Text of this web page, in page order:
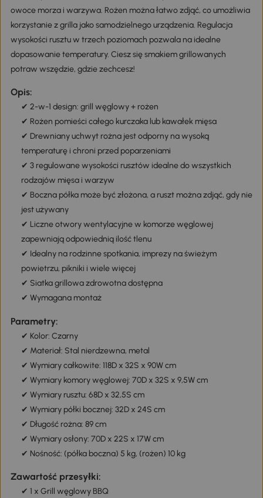
owoce morza i warzywa. Rożen można łatwo zdjąć, co umożliwia
korzystanie z grilla jako samodzielnego urządzenia. Regulacja
wysokości rusztu w trzech poziomach pozwala na idealne
dopasowanie temperatury. Ciesz się smakiem grillowanych
potraw wszędzie, gdzie zechcesz!
Opis:
✔ 2-w-1 design: grill węglowy + rożen
✔ Rożen pomieści całego kurczaka lub kawałek mięsa
✔ Drewniany uchwyt rożna jest odporny na wysoką
temperaturę i chroni przed poparzeniami
✔ 3 regulowane wysokości rusztów idealne do wszystkich
rodzajów mięsa i warzyw
✔ Boczna półka może być złożona, a ruszt można zdjąć, gdy nie
jest używany
✔ Liczne otwory wentylacyjne w komorze węglowej
zapewniają odpowiednią ilość tlenu
✔ Idealny na rodzinne spotkania, imprezy na świeżym
powietrzu, pikniki i wiele więcej
✔ Siatka grillowa zdrowotna dostępna
✔ Wymagana montaż
Parametry:
✔ Kolor: Czarny
✔ Materiał: Stal nierdzewna, metal
✔ Wymiary całkowite: 118D x 32S x 90W cm
✔ Wymiary komory węglowej: 70D x 32S x 9,5W cm
✔ Wymiary rusztu: 68D x 32,5S cm
✔ Wymiary półki bocznej: 32D x 24S cm
✔ Długość rożna: 89 cm
✔ Wymiary osłony: 70D x 22S x 17W cm
✔ Nośność: (półka boczna) 5 kg, (rożen) 10 kg
Zawartość przesyłki:
✔ 1 x Grill węglowy BBQ